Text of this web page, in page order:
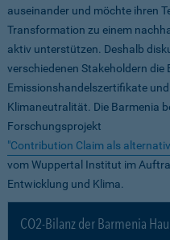
auseinander und möchte ihren
Transformation zu einem
aktiv unterstützen. Deshalb
verschiedenen Stakeholdern
Emissionshandelszertifikate
Klimaneutralität. Die Barmenia
Forschungsprojekt
"Contribution Claim als
vom Wuppertal Institut im
Entwicklung und Klima.
CO2-Bilanz der Barmenia